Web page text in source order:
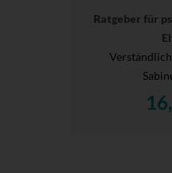
Ratgeber für